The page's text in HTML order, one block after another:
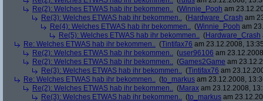
Re(2): Welches ETWAS hab ihr bekommen.. (Winnie_Pooh am
Re(3): Welches ETWAS hab ihr bekommen.. (Hardware_Crash am
Re(4): Welches ETWAS hab ihr bekommen.. (Winnie_Pooh am
Re(5): Welches ETWAS hab ihr bekommen.. (Hardware_Crash
Re: Welches ETWAS hab ihr bekommen.. (Tintifax76 am 23.12.2008,
Re(2): Welches ETWAS hab ihr bekommen.. (user96106 am
Re(2): Welches ETWAS hab ihr bekommen.. (Games2Game am
Re(3): Welches ETWAS hab ihr bekommen.. (Tintifax76 am
Re: Welches ETWAS hab ihr bekommen.. (to_markus am 23.12.2008,
Re(2): Welches ETWAS hab ihr bekommen.. (Marax am 23.12.2008,
Re(3): Welches ETWAS hab ihr bekommen.. (to_markus am